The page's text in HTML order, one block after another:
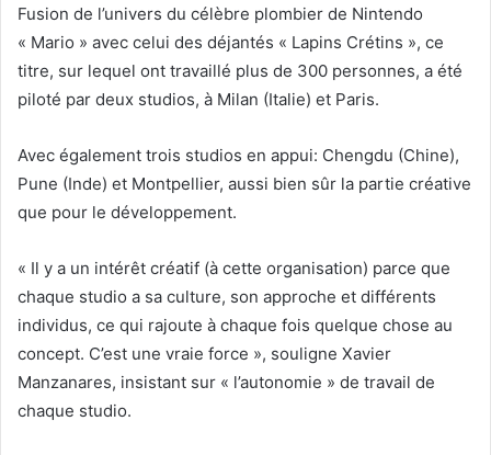
Fusion de l’univers du célèbre plombier de Nintendo
« Mario » avec celui des déjantés « Lapins Crétins », ce
titre, sur lequel ont travaillé plus de 300 personnes, a été
piloté par deux studios, à Milan (Italie) et Paris.
Avec également trois studios en appui: Chengdu (Chine),
Pune (Inde) et Montpellier, aussi bien sûr la partie créative
que pour le développement.
« Il y a un intérêt créatif (à cette organisation) parce que
chaque studio a sa culture, son approche et différents
individus, ce qui rajoute à chaque fois quelque chose au
concept. C’est une vraie force », souligne Xavier
Manzanares, insistant sur « l’autonomie » de travail de
chaque studio.